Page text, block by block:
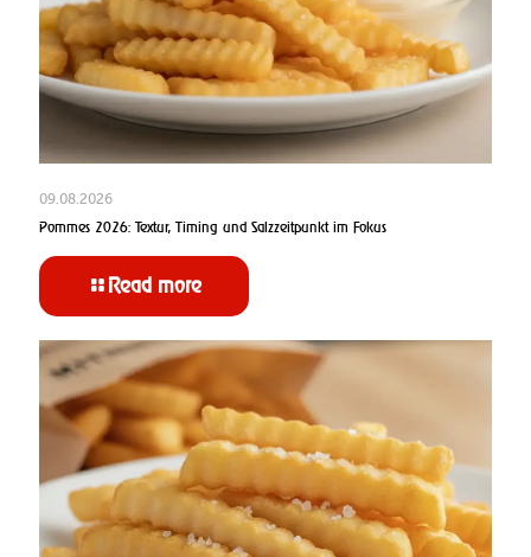
09.08.2026
Pommes 2026: Textur, Timing und Salzzeitpunkt im Fokus
Read more